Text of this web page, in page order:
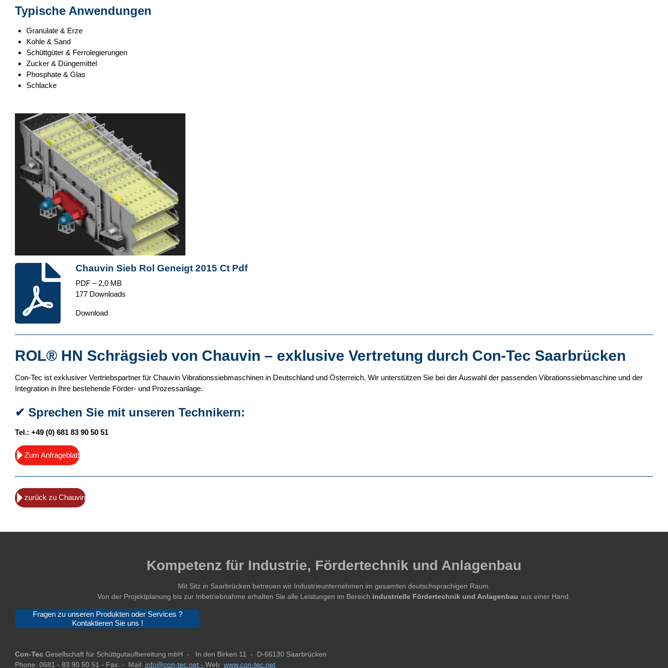
Typische Anwendungen
Granulate & Erze
Kohle & Sand
Schüttgüter & Ferrolegierungen
Zucker & Düngemittel
Phosphate & Glas
Schlacke
Chauvin Sieb Rol Geneigt 2015 Ct Pdf
PDF – 2,0 MB
177 Downloads
Download
ROL® HN Schrägsieb von Chauvin – exklusive Vertretung durch Con-Tec Saarbrücken
Con-Tec ist exklusiver Vertriebspartner für Chauvin Vibrationssiebmaschinen in Deutschland und Österreich. Wir unterstützen Sie bei der Auswahl der passenden Vibrationssiebmaschine und der
Integration in Ihre bestehende Förder- und Prozessanlage.
✔ Sprechen Sie mit unseren Technikern:
Tel.: +49 (0) 681 83 90 50 51
Zum Anfrageblatt
zurück zu Chauvin
Kompetenz für Industrie, Fördertechnik und Anlagenbau
Mit Sitz in Saarbrücken betreuen wir Industrieunternehmen im gesamten deutschsprachigen Raum.
Von der Projektplanung bis zur Inbetriebnahme erhalten Sie alle Leistungen im Bereich industrielle Fördertechnik und Anlagenbau aus einer Hand.
Fragen zu unseren Produkten oder Services ?
Kontaktieren Sie uns !
Con-Tec Gesellschaft für Schüttgutaufbereitung mbH - In den Birken 11 - D-66130 Saarbrücken
Phone: 0681 - 83 90 50 51 - Fax: - Mail: info@con-tec.net - Web: www.con-tec.net